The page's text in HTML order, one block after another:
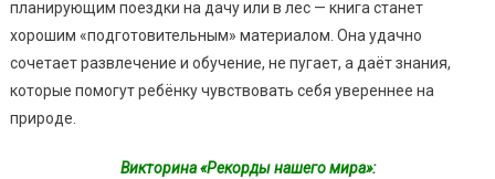
планирующим поездки на дачу или в лес — книга станет
хорошим «подготовительным» материалом. Она удачно
сочетает развлечение и обучение, не пугает, а даёт знания,
которые помогут ребёнку чувствовать себя увереннее на
природе.
Викторина «Рекорды нашего мира»: